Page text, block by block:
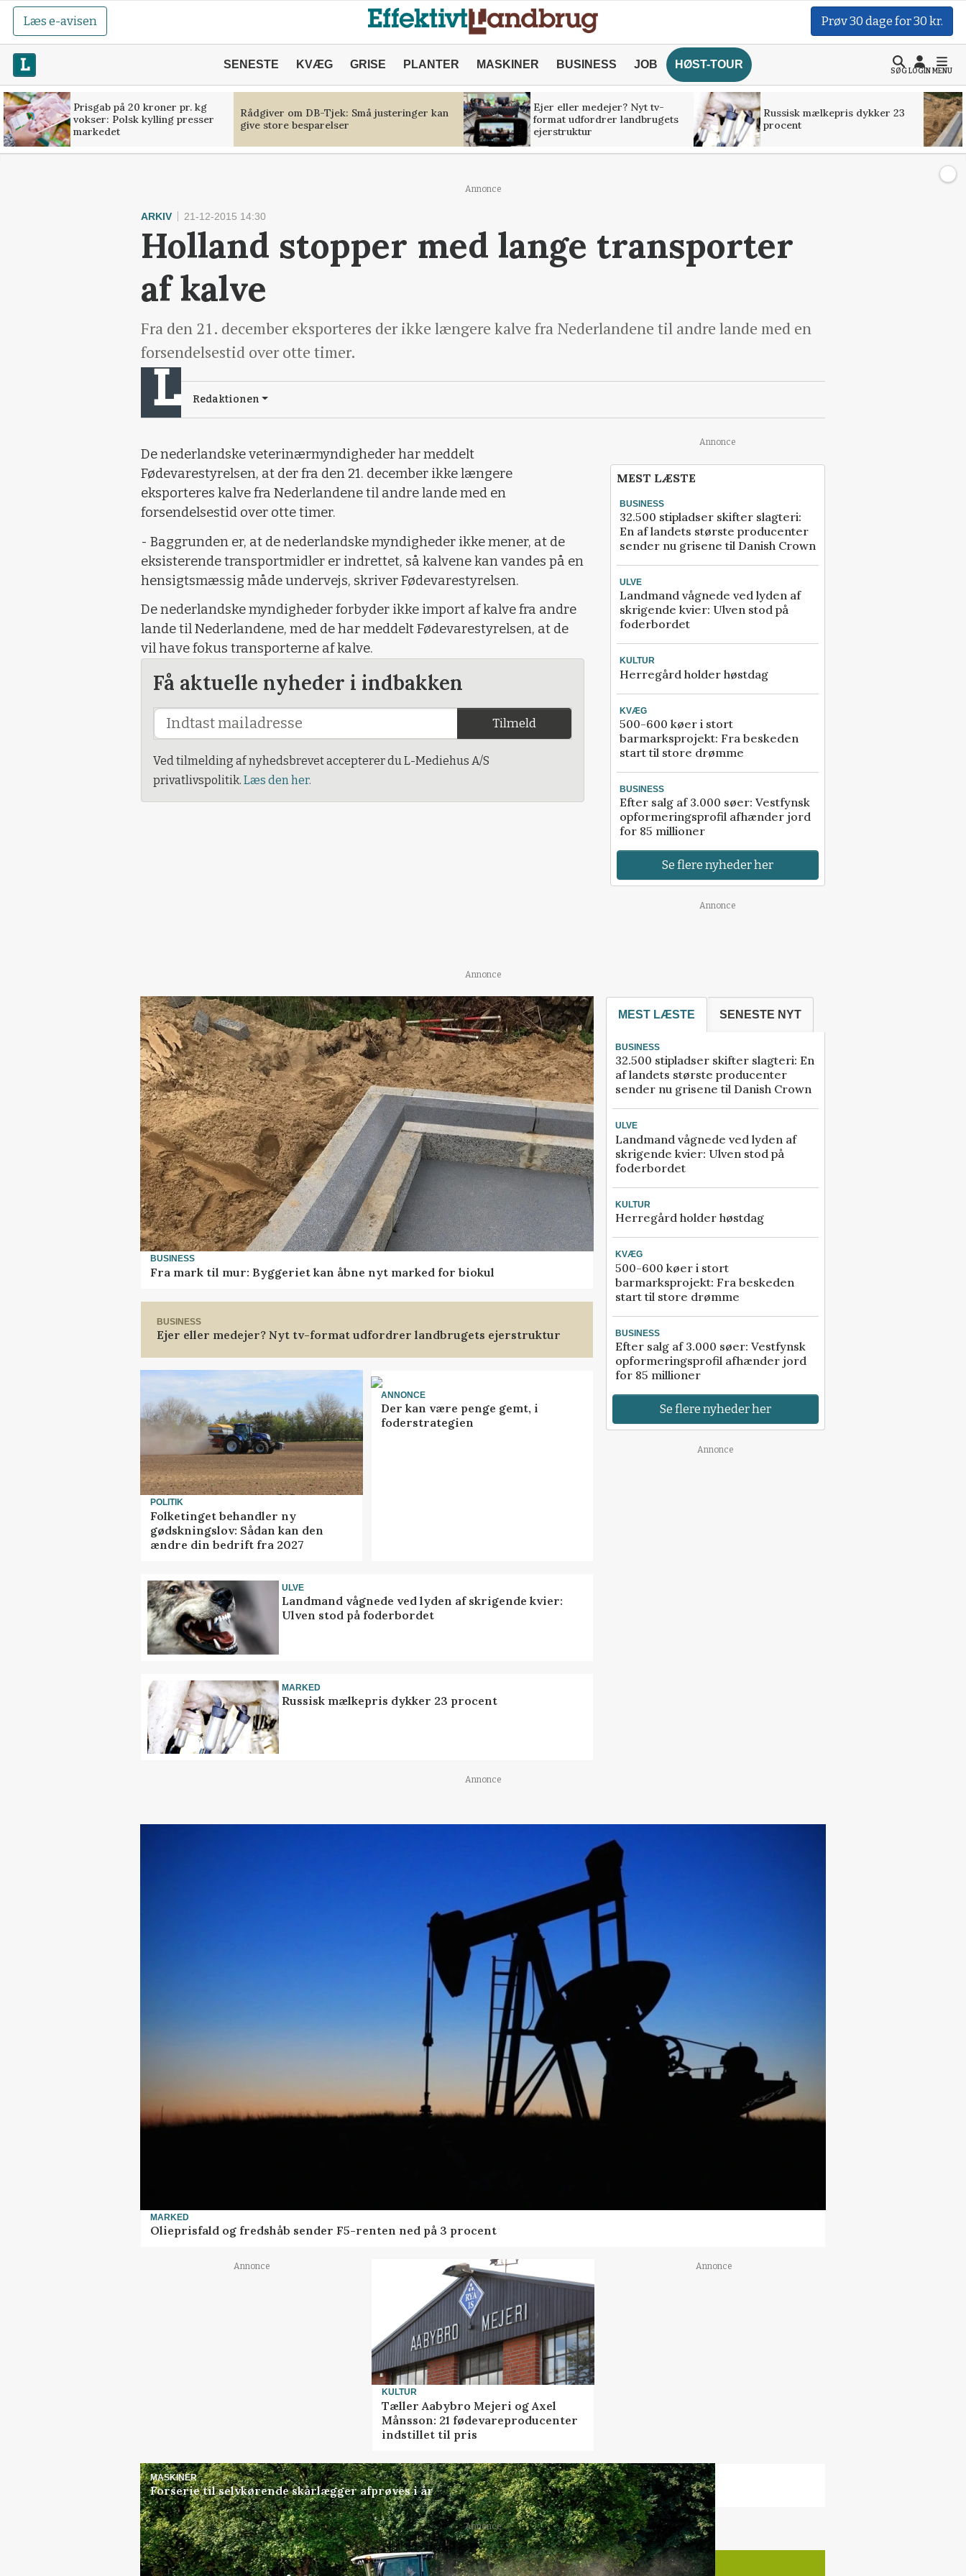
Læs e-avisen Prøv 30 dage for 30 kr.
SENESTE KVÆG GRISE PLANTER MASKINER BUSINESS JOB HØST-TOUR
SØGLOGINMENU
Prisgab på 20 kroner pr. kg
vokser: Polsk kylling presser
markedet
Rådgiver om DB-Tjek: Små justeringer kan
give store besparelser
Ejer eller medejer? Nyt tv-
format udfordrer landbrugets
ejerstruktur
Russisk mælkepris dykker 23
procent
Annonce
ARKIV 21-12-2015 14:30
Holland stopper med lange transporter
af kalve
Fra den 21. december eksporteres der ikke længere kalve fra Nederlandene til andre lande med en
forsendelsestid over otte timer.
Redaktionen
De nederlandske veterinærmyndigheder har meddelt
Fødevarestyrelsen, at der fra den 21. december ikke længere
eksporteres kalve fra Nederlandene til andre lande med en
forsendelsestid over otte timer.
- Baggrunden er, at de nederlandske myndigheder ikke mener, at de
eksisterende transportmidler er indrettet, så kalvene kan vandes på en
hensigtsmæssig måde undervejs, skriver Fødevarestyrelsen.
De nederlandske myndigheder forbyder ikke import af kalve fra andre
lande til Nederlandene, med de har meddelt Fødevarestyrelsen, at de
vil have fokus transporterne af kalve.
Få aktuelle nyheder i indbakken
Tilmeld
Ved tilmelding af nyhedsbrevet accepterer du L-Mediehus A/S
privatlivspolitik. Læs den her.
Annonce
MEST LÆSTE
BUSINESS
32.500 stipladser skifter slagteri:
En af landets største producenter
sender nu grisene til Danish Crown
ULVE
Landmand vågnede ved lyden af
skrigende kvier: Ulven stod på
foderbordet
KULTUR
Herregård holder høstdag
KVÆG
500-600 køer i stort
barmarksprojekt: Fra beskeden
start til store drømme
BUSINESS
Efter salg af 3.000 søer: Vestfynsk
opformeringsprofil afhænder jord
for 85 millioner
Se flere nyheder her
Annonce
Annonce
BUSINESS
Fra mark til mur: Byggeriet kan åbne nyt marked for biokul
BUSINESS
Ejer eller medejer? Nyt tv-format udfordrer landbrugets ejerstruktur
POLITIK
Folketinget behandler ny
gødskningslov: Sådan kan den
ændre din bedrift fra 2027
ANNONCE
Der kan være penge gemt, i
foderstrategien
ULVE
Landmand vågnede ved lyden af skrigende kvier:
Ulven stod på foderbordet
MARKED
Russisk mælkepris dykker 23 procent
MEST LÆSTE SENESTE NYT
BUSINESS
32.500 stipladser skifter slagteri: En
af landets største producenter
sender nu grisene til Danish Crown
ULVE
Landmand vågnede ved lyden af
skrigende kvier: Ulven stod på
foderbordet
KULTUR
Herregård holder høstdag
KVÆG
500-600 køer i stort
barmarksprojekt: Fra beskeden
start til store drømme
BUSINESS
Efter salg af 3.000 søer: Vestfynsk
opformeringsprofil afhænder jord
for 85 millioner
Se flere nyheder her
Annonce
Annonce
MARKED
Olieprisfald og fredshåb sender F5-renten ned på 3 procent
Annonce
KULTUR
Tæller Aabybro Mejeri og Axel
Månsson: 21 fødevareproducenter
indstillet til pris
Annonce
MASKINER
Forserie til selvkørende skårlægger afprøves i år
Annonce